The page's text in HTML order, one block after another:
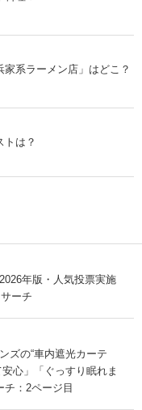
系ラーメン店」はどこ？
トは？
年版・人気投票実施
ーチ
ズの“車内遮光カーテ
心」「ぐっすり眠れま
チ：2ページ目